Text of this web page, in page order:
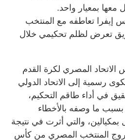
معها بمعيار واحد.
إيفرا تعاطفه مع المنتخب
تعرض لظلم تحكيمي خلال
الاتحاد المصري لكرة القدم
رسمية إلى الاتحاد الدولي
في أداء طاقم التحكيم،
ما وصفه بالأخطاء
بمكيالين، والتي أثرت في نتيجة
المنتخب المصري من كأس